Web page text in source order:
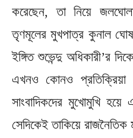
করেছেন, তা নিয়ে
তৃণমূলের মুখপাত্র কুনাল
ইঙ্গিত শুভেন্দু অধিকারী’র
এখনও কোনও প্রতিক্রিয়া
সাংবাদিকদের মুখোমুখি হয়ে
সেদিকেই তাকিয়ে